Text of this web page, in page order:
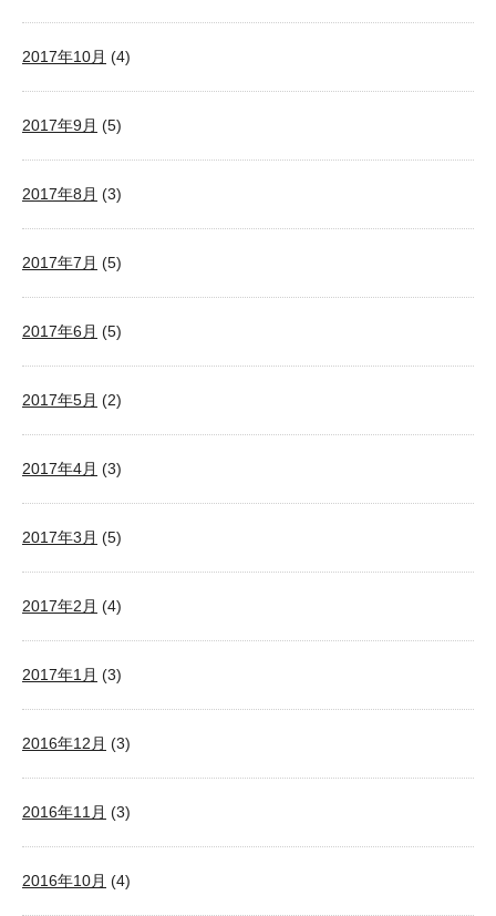
2017年10月 (4)
2017年9月 (5)
2017年8月 (3)
2017年7月 (5)
2017年6月 (5)
2017年5月 (2)
2017年4月 (3)
2017年3月 (5)
2017年2月 (4)
2017年1月 (3)
2016年12月 (3)
2016年11月 (3)
2016年10月 (4)